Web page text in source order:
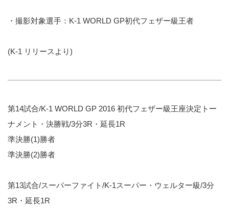
・撮影対象選手：K-1 WORLD GP初代フェザー級王者
(K-1 リリースより)
第14試合/K-1 WORLD GP 2016 初代フェザー級王座決定トー
ナメント・決勝戦/3分3R・延長1R
準決勝(1)勝者
準決勝(2)勝者
第13試合/スーパーファイト/K-1スーパー・ウェルター級/3分
3R・延長1R